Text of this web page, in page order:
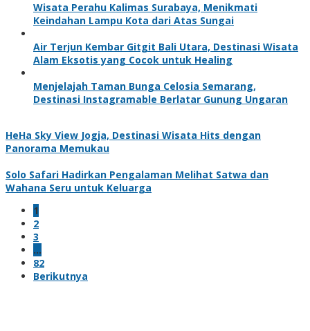
Wisata Perahu Kalimas Surabaya, Menikmati
Keindahan Lampu Kota dari Atas Sungai
Air Terjun Kembar Gitgit Bali Utara, Destinasi Wisata
Alam Eksotis yang Cocok untuk Healing
Menjelajah Taman Bunga Celosia Semarang,
Destinasi Instagramable Berlatar Gunung Ungaran
HeHa Sky View Jogja, Destinasi Wisata Hits dengan
Panorama Memukau
Solo Safari Hadirkan Pengalaman Melihat Satwa dan
Wahana Seru untuk Keluarga
1
2
3
…
82
Berikutnya